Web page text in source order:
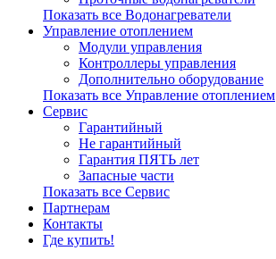
Показать все Водонагреватели
Управление отоплением
Модули управления
Контроллеры управления
Дополнительно оборудование
Показать все Управление отоплением
Сервис
Гарантийный
Не гарантийный
Гарантия ПЯТЬ лет
Запасные части
Показать все Сервис
Партнерам
Контакты
Где купить!